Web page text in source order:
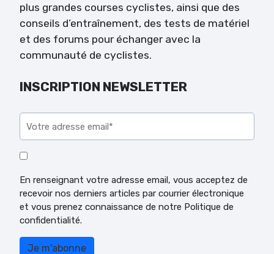
plus grandes courses cyclistes, ainsi que des
conseils d’entraînement, des tests de matériel
et des forums pour échanger avec la
communauté de cyclistes.
INSCRIPTION NEWSLETTER
En renseignant votre adresse email, vous acceptez de
recevoir nos derniers articles par courrier électronique
et vous prenez connaissance de notre Politique de
confidentialité.